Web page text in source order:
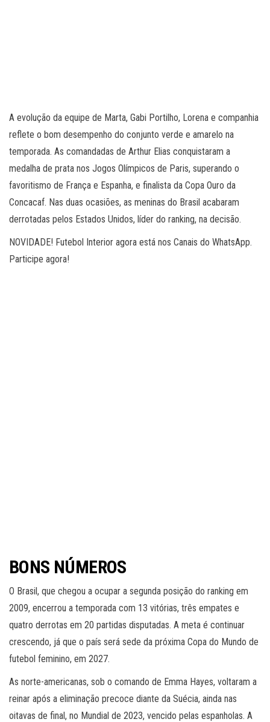
A evolução da equipe de Marta, Gabi Portilho, Lorena e companhia
reflete o bom desempenho do conjunto verde e amarelo na
temporada. As comandadas de Arthur Elias conquistaram a
medalha de prata nos Jogos Olímpicos de Paris, superando o
favoritismo de França e Espanha, e finalista da Copa Ouro da
Concacaf. Nas duas ocasiões, as meninas do Brasil acabaram
derrotadas pelos Estados Unidos, líder do ranking, na decisão.
NOVIDADE! Futebol Interior agora está nos Canais do WhatsApp.
Participe agora!
BONS NÚMEROS
O Brasil, que chegou a ocupar a segunda posição do ranking em
2009, encerrou a temporada com 13 vitórias, três empates e
quatro derrotas em 20 partidas disputadas. A meta é continuar
crescendo, já que o país será sede da próxima Copa do Mundo de
futebol feminino, em 2027.
As norte-americanas, sob o comando de Emma Hayes, voltaram a
reinar após a eliminação precoce diante da Suécia, ainda nas
oitavas de final, no Mundial de 2023, vencido pelas espanholas. A